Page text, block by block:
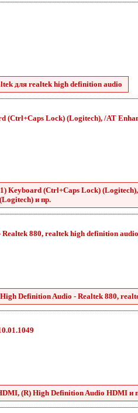
для realtek high definition audio
(Ctrl+Caps Lock) (Logitech), /AT
Keyboard (Ctrl+Caps Lock)
(Logitech) и пр.
880, realtek high definition audio
Definition Audio - Realtek 880,
(R) High Definition Audio HDMI и